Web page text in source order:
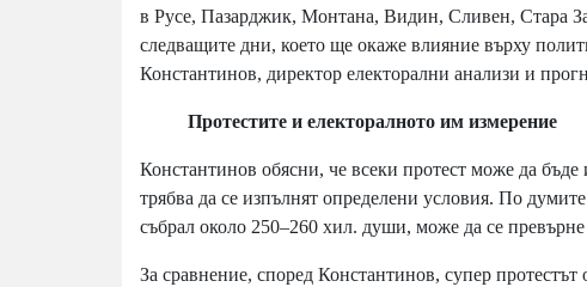
в Русе, Пазарджик, Монтана, Видин, Сливен, Стара
следващите дни, което ще окаже влияние върху
Константинов, директор електорални анализи и
Протестите и електоралното им измерение
Константинов обясни, че всеки протест може да
трябва да се изпълнят определени условия. По
събрал около 250–260 хил. души, може да се
За сравнение, според Константинов, супер